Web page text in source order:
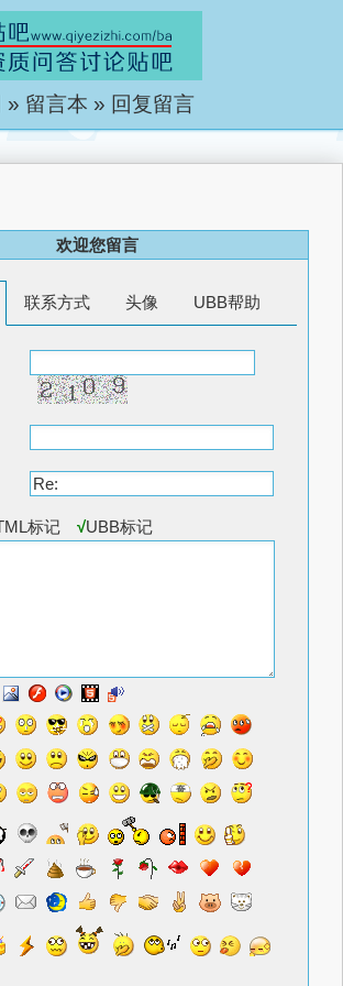
» 留言本 » 回复留言
欢迎您留言
联系方式 头像 UBB帮助
标记 √UBB标记